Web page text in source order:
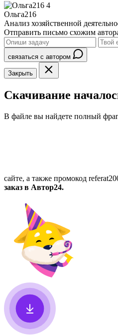
4
Ольга216
Анализ хозяйственной
Отправить письмо схожим
связаться с автором
Закрыть
Скачивание
В файле вы найдете полный
сайте, а также промокод
заказ в Автор24.